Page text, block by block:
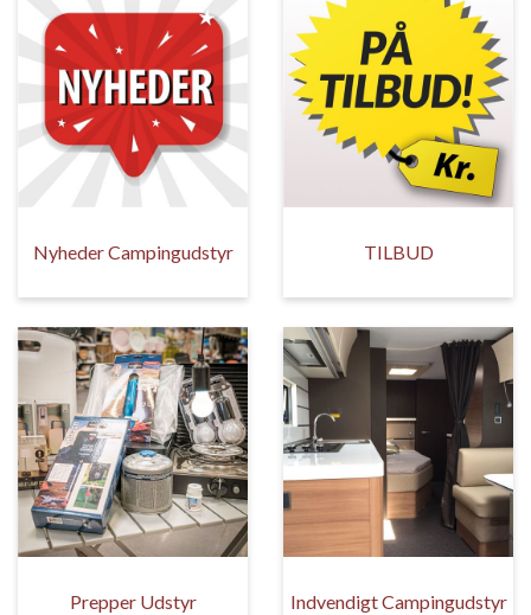
Nyheder Campingudstyr TILBUD
Prepper Udstyr Indvendigt Campingudstyr